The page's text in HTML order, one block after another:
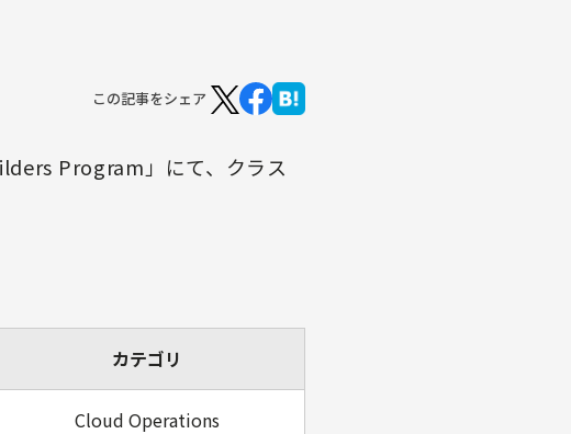
この記事をシェア
Program」にて、クラス
カテゴリ
Cloud Operations